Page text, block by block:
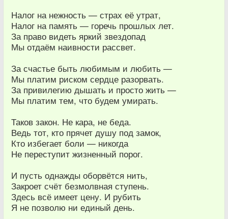
Налог на нежность — страх её утрат,
Налог на память — горечь прошлых лет.
За право видеть яркий звездопад
Мы отдаём наивности рассвет.
За счастье быть любимым и любить —
Мы платим риском сердце разорвать.
За привилегию дышать и просто жить —
Мы платим тем, что будем умирать.
Таков закон. Не кара, не беда.
Ведь тот, кто прячет душу под замок,
Кто избегает боли — никогда
Не переступит жизненный порог.
И пусть однажды оборвётся нить,
Закроет счёт безмолвная ступень.
Здесь всё имеет цену. И рубить
Я не позволю ни единый день.